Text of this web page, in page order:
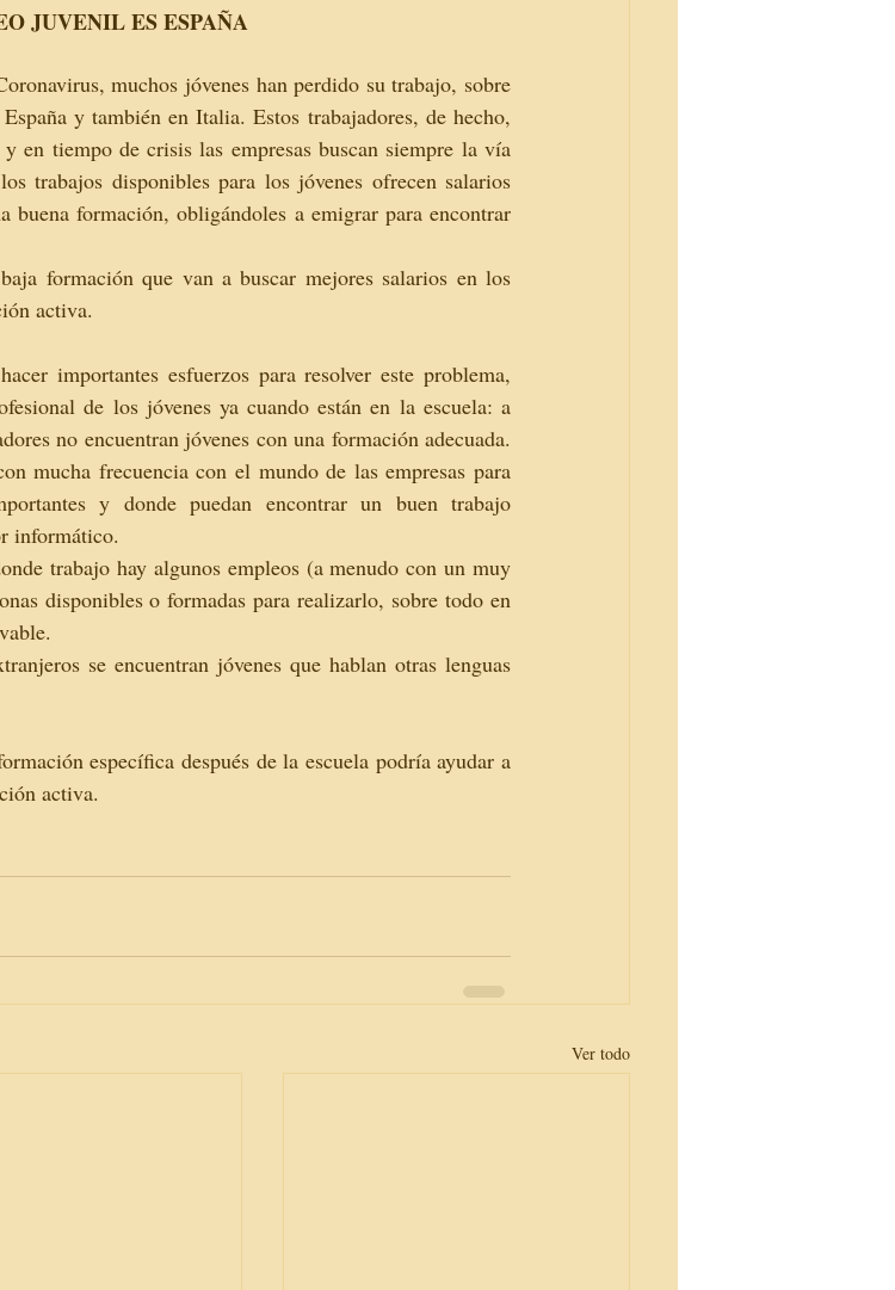
JUVENIL ES ESPAÑA
muchos jóvenes han perdido su trabajo, sobre
y también en Italia. Estos trabajadores, de hecho,
en tiempo de crisis las empresas buscan siempre la vía
trabajos disponibles para los jóvenes ofrecen salarios
buena formación, obligándoles a emigrar para encontrar
formación que van a buscar mejores salarios en los
activa.
importantes esfuerzos para resolver este problema,
de los jóvenes ya cuando están en la escuela: a
no encuentran jóvenes con una formación adecuada.
mucha frecuencia con el mundo de las empresas para
y donde puedan encontrar un buen trabajo
informático.
trabajo hay algunos empleos (a menudo con un muy
disponibles o formadas para realizarlo, sobre todo en
se encuentran jóvenes que hablan otras lenguas
específica después de la escuela podría ayudar a
activa.
Ver todo